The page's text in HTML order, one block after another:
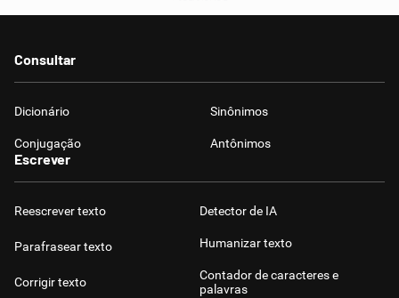
Consultar
Dicionário Sinônimos
Conjugação Antônimos
Escrever
Reescrever texto
Parafrasear texto
Corrigir texto
Detector de IA
Humanizar texto
Contador de caracteres e
palavras